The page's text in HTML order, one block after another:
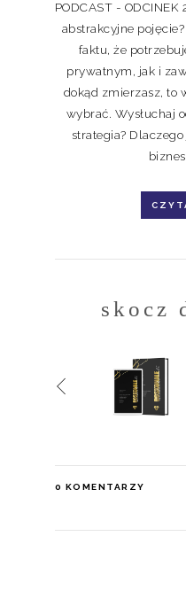
PODCAST -
abstrakcyjne
faktu, że
prywatnym, jak i
dokąd zmierzasz, to
wybrać. Wysłuchaj
strategia?
skocz
0 KOMENTARZY